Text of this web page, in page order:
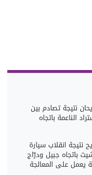
نتيجة تصادم بين
الناعمة باتجاه
نتيجة انقلاب سيارة
باتجاه جبيل ودرّاج
يعمل على المعالجة